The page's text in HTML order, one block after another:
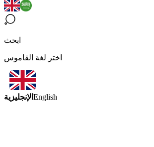
ابحث
اختر لغة القاموس
الإنجليزية English